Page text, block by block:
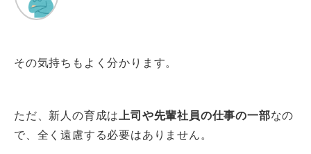
その気持ちもよく分かります。
ただ、新人の育成は 上司や先輩社員の仕事の一部なの
で、全く遠慮する必要はありません。